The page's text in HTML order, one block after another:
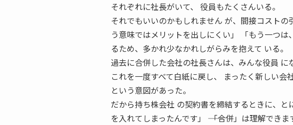
それぞれに社長がいて、 役員もたくさんいる。
それでもいいのかもしれません が、間接コスト
う意味ではメリットを出しにくい」 「もう一つ
るため、多かれ少なかれしがらみを抱えて いる。
過去に合併した会社の社長さんは、みんな役員 に
これを一度すべて白紙に戻し、 まったく新しい
という意図があった。
だから持ち株会社 の契約書を締結するときに、
を入れてしまったんです」 ―― 「合併」は理解でき